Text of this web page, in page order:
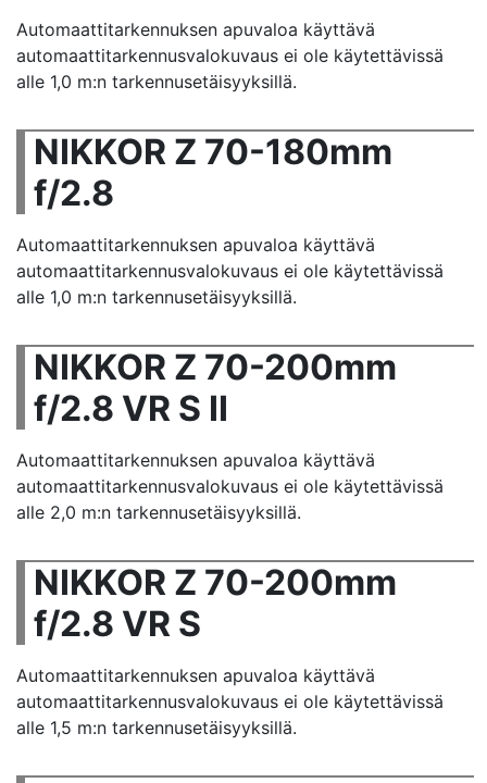
Automaattitarkennuksen apuvaloa käyttävä
automaattitarkennusvalokuvaus ei ole käytettävissä
alle 1,0 m:n tarkennusetäisyyksillä.
NIKKOR Z 70-180mm
f/2.8
Automaattitarkennuksen apuvaloa käyttävä
automaattitarkennusvalokuvaus ei ole käytettävissä
alle 1,0 m:n tarkennusetäisyyksillä.
NIKKOR Z 70-200mm
f/2.8 VR S II
Automaattitarkennuksen apuvaloa käyttävä
automaattitarkennusvalokuvaus ei ole käytettävissä
alle 2,0 m:n tarkennusetäisyyksillä.
NIKKOR Z 70-200mm
f/2.8 VR S
Automaattitarkennuksen apuvaloa käyttävä
automaattitarkennusvalokuvaus ei ole käytettävissä
alle 1,5 m:n tarkennusetäisyyksillä.